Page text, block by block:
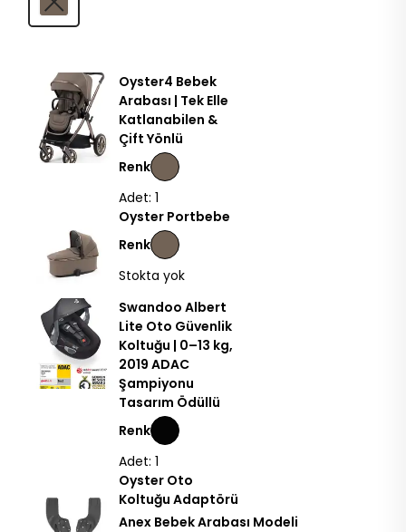
Oyster4 Bebek
Arabası | Tek Elle
Katlanabilen &
Çift Yönlü
Renk
Adet: 1
Oyster Portbebe
Renk
Stokta yok
Swandoo Albert
Lite Oto Güvenlik
Koltuğu | 0–13 kg,
2019 ADAC
Şampiyonu
Tasarım Ödüllü
Renk
Adet: 1
Oyster Oto
Koltuğu Adaptörü
Anex Bebek Arabası Modeli